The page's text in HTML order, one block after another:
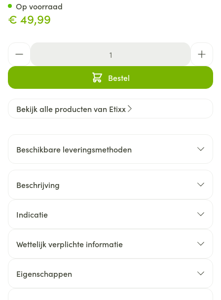
€ 49,99
Bestel
Op voorraad
Bekijk alle producten van Etixx
Beschikbare leveringsmethoden
Beschrijving
Indicatie
Wettelijk verplichte informatie
Eigenschappen